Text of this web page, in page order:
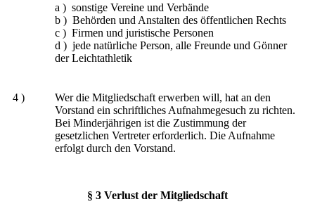
a ) sonstige Vereine und Verbände
b ) Behörden und Anstalten des öffentlichen Rechts
c ) Firmen und juristische Personen
d ) jede natürliche Person, alle Freunde und Gönner
der Leichtathletik
4 )
Wer die Mitgliedschaft erwerben will, hat an den
Vorstand ein schriftliches Aufnahmegesuch zu richten.
Bei Minderjährigen ist die Zustimmung der
gesetzlichen Vertreter erforderlich. Die Aufnahme
erfolgt durch den Vorstand.
§ 3 Verlust der Mitgliedschaft